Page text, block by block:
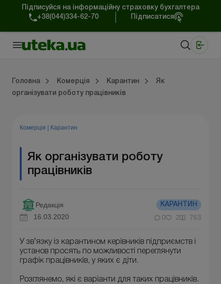
Підписуйся на інформаційну страховку бухгалтера
+38(044)334-62-70
Підписатися
Головна Комерція Карантин
Як
організувати роботу працівників
Комерція Карантин
Як організувати роботу
працівників
Редакція КАРАНТИН
16.03.2020 0 2 763
У зв’язку із карантином керівників підприємств і
установ просять по можливості переглянути
графік працівників, у яких є діти.
Розглянемо, які є варіанти для таких працівників.